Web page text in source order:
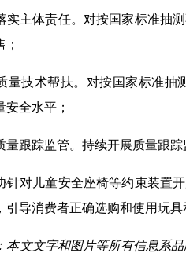
实主体责任。对按国家标准抽
量技术帮扶。对按国家标准
全水平；
量跟踪监管。持续开展质量跟
针对儿童安全座椅等约束装置
引导消费者正确选购和使用玩
本文文字和图片等所有信息系